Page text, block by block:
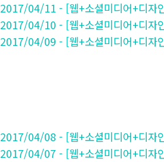
2017/04/11 - [웹+소셜미디어+디자
2017/04/10 - [웹+소셜미디어+디자
2017/04/09 - [웹+소셜미디어+디자
2017/04/08 - [웹+소셜미디어+디자
2017/04/07 - [웹+소셜미디어+디자